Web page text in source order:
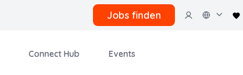
Jobs finden
Connect Hub Events